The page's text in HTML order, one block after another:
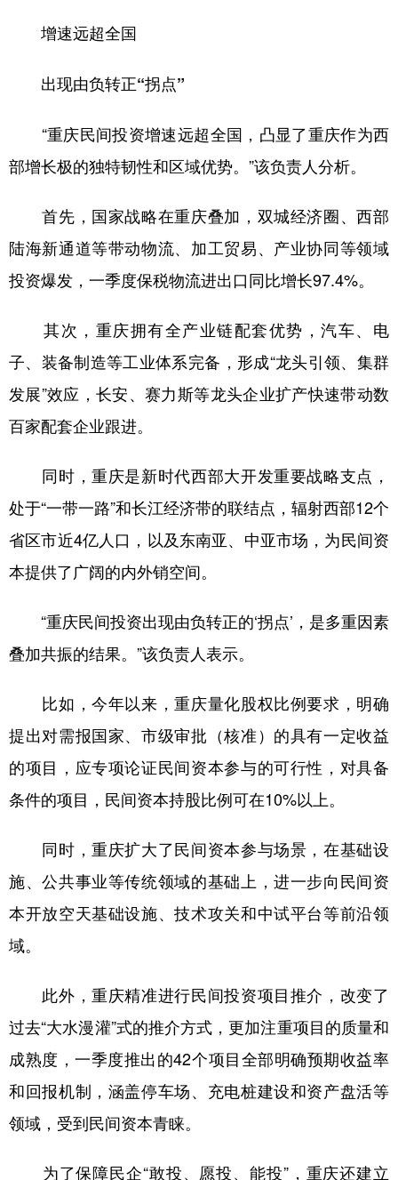
增速远超全国
出现由负转正“拐点”
“重庆民间投资增速远超全国，凸显了重庆作为西
部增长极的独特韧性和区域优势。”该负责人分析。
首先，国家战略在重庆叠加，双城经济圈、西部
陆海新通道等带动物流、加工贸易、产业协同等领域
投资爆发，一季度保税物流进出口同比增长97.4%。
其次，重庆拥有全产业链配套优势，汽车、电
子、装备制造等工业体系完备，形成“龙头引领、集群
发展”效应，长安、赛力斯等龙头企业扩产快速带动数
百家配套企业跟进。
同时，重庆是新时代西部大开发重要战略支点，
处于“一带一路”和长江经济带的联结点，辐射西部12个
省区市近4亿人口，以及东南亚、中亚市场，为民间资
本提供了广阔的内外销空间。
“重庆民间投资出现由负转正的‘拐点’，是多重因素
叠加共振的结果。”该负责人表示。
比如，今年以来，重庆量化股权比例要求，明确
提出对需报国家、市级审批（核准）的具有一定收益
的项目，应专项论证民间资本参与的可行性，对具备
条件的项目，民间资本持股比例可在10%以上。
同时，重庆扩大了民间资本参与场景，在基础设
施、公共事业等传统领域的基础上，进一步向民间资
本开放空天基础设施、技术攻关和中试平台等前沿领
域。
此外，重庆精准进行民间投资项目推介，改变了
过去“大水漫灌”式的推介方式，更加注重项目的质量和
成熟度，一季度推出的42个项目全部明确预期收益率
和回报机制，涵盖停车场、充电桩建设和资产盘活等
领域，受到民间资本青睐。
为了保障民企“敢投、愿投、能投”，重庆还建立